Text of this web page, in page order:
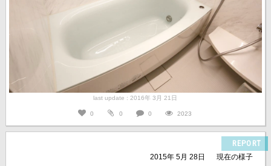
last update : 2016年 3月 21日
0 0 0 2023
REPORT
2015年 5月 28日
現在の様子